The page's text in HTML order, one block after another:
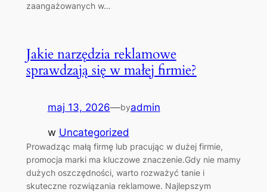
zaangażowanych w…
Jakie narzędzia reklamowe
sprawdzają się w małej firmie?
maj 13, 2026—byadmin
w Uncategorized
Prowadząc małą firmę lub pracując w dużej firmie,
promocja marki ma kluczowe znaczenie.Gdy nie mamy
dużych oszczędności, warto rozważyć tanie i
skuteczne rozwiązania reklamowe. Najlepszym